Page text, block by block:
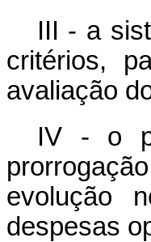
III - a
critérios,
avaliação
IV - o
evolução
despesas